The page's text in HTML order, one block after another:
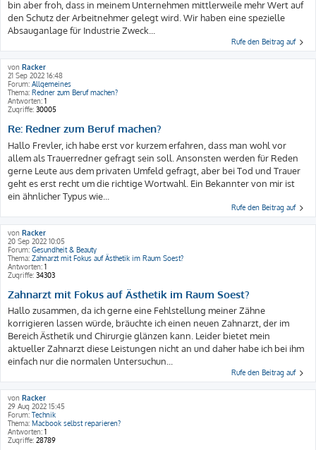
bin aber froh, dass in meinem Unternehmen mittlerweile mehr Wert auf
den Schutz der Arbeitnehmer gelegt wird. Wir haben eine spezielle
Absauganlage für Industrie Zweck...
Rufe den Beitrag auf
von Racker
21 Sep 2022 16:48
Forum: Allgemeines
Thema: Redner zum Beruf machen?
Antworten: 1
Zugriffe: 30005
Re: Redner zum Beruf machen?
Hallo Frevler, ich habe erst vor kurzem erfahren, dass man wohl vor
allem als Trauerredner gefragt sein soll. Ansonsten werden für Reden
gerne Leute aus dem privaten Umfeld gefragt, aber bei Tod und Trauer
geht es erst recht um die richtige Wortwahl. Ein Bekannter von mir ist
ein ähnlicher Typus wie...
Rufe den Beitrag auf
von Racker
20 Sep 2022 10:05
Forum: Gesundheit & Beauty
Thema: Zahnarzt mit Fokus auf Ästhetik im Raum Soest?
Antworten: 1
Zugriffe: 34303
Zahnarzt mit Fokus auf Ästhetik im Raum Soest?
Hallo zusammen, da ich gerne eine Fehlstellung meiner Zähne
korrigieren lassen würde, bräuchte ich einen neuen Zahnarzt, der im
Bereich Ästhetik und Chirurgie glänzen kann. Leider bietet mein
aktueller Zahnarzt diese Leistungen nicht an und daher habe ich bei ihm
einfach nur die normalen Untersuchun...
Rufe den Beitrag auf
von Racker
29 Aug 2022 15:45
Forum: Technik
Thema: Macbook selbst reparieren?
Antworten: 1
Zugriffe: 28789